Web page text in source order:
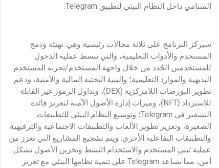
المتنامي داخل النظام البيئي لتطبيق Telegram.
سيركز البرنامج على ثلاثة مجالات رئيسية وهي: تهيئة ودمج
المستخدم والأدوات التعليمية، والتي تبسط عملية الدخول
للمستخدمين الجُدد من خلال واجهة المستخدم/تجربة المستخدم
البديهية والموارد التعليمية؛ والبنية التحتية المالية والأمنية، ودعم
تطوير البورصات اللامركزية (DEX)، وتداول الرموز غير القابلة
للاسترداد (NFT)، وميزات إدارة الأصول الآمنة لتعزيز فائدة
التشفير في Telegram؛ وتوسيع النظام البيئي للتطبيقات
الصغيرة، وتعزيز تطوير الألعاب والتطبيقات الاجتماعية والترفيهية
والتطبيقات التفاعلية الأخرى. ويتم تشجيع المشاريع التي تعزز من
عملية تبني المستخدم والاستخدام النشط وتخزين الأصول بشكل
آمن، مما يساعد Telegram على تنمية نظامها البيئي مع تعزيز